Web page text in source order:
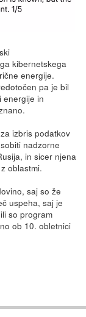
kibernetskega
energije.
pa je bil
energije in
izbris podatkov
nadzorne
in sicer njena
oblastmi.
saj so že
uspeha, saj je
so program
ob 10. obletnici